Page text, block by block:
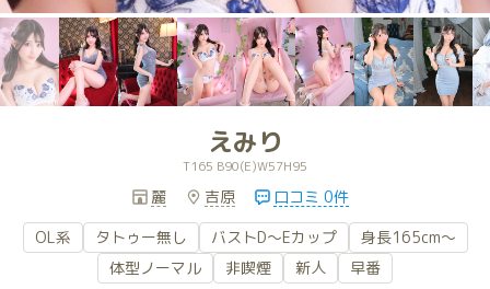
えみり
T165 B90(E)W57H95
麗 吉原 口コミ 0件
OL系 タトゥー無し バストD～Eカップ
身長165cm～
体型ノーマル
非喫煙 新人 早番